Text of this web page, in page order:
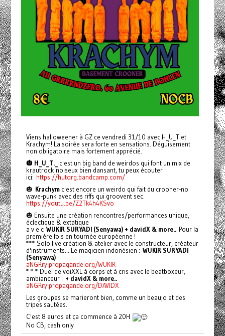
Viens halloweener à GZ ce vendredi 31/10 avec H_U_T et
Krachym! La soirée sera forte en sensations. Déguisement
non obligatoire mais fortement apprécié.
🎃 H_U_T._
c'est un big band de weirdos qui font un mix de
krautrock noiseux bien dansant, tu peux écouter
ici: https://hutorg.bandcamp.com/
🎃 Krachymc'est encore un weirdo qui fait du crooner-no
wave-punk avec des riffs qui groovent sec.
https://youtu.be/Z2Tk4h4KSvo
🎃 Ensuite une création rencontres/performances unique,
éclectique & extatique
a v e c WUKIR SURYADI (Senyawa) + davidX & more.. Pour la
première fois en tournée européenne !
*** Solo live création & atelier avec le constructeur, créateur
d'instruments... Le magicien indonésien : WUKIR SURYADI
(Senyawa)
aNGRry.propagande.org/WUKIR
* * * Duel de voiXXL à corps et à cris avec le beatboxeur,
ambianceur : + davidX & more..
aNGRry.propagande.org/DAVIDX
Les groupes se marieront bien, comme un beaujo et des
tripes sautées.
C'est 8 euros et ça commence à 20H
No CB, cash only